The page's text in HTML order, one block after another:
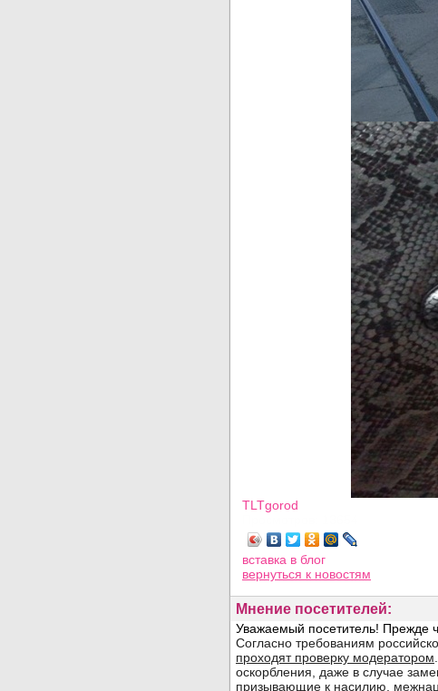
TLTgorod
вставка в блог
вернуться к новостям
Мнение посетителей: